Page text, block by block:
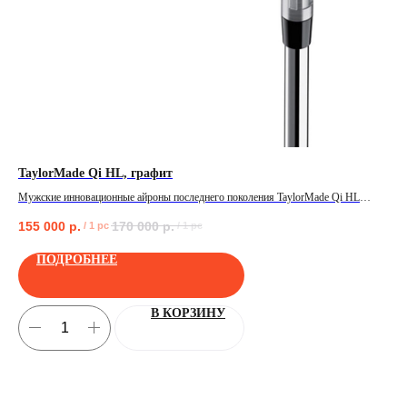
TaylorMade Qi HL, графит
Мужские инновационные айроны последнего поколения TaylorMade Qi HL
155 000 р. / 1 pc 170 000 р. / 1 pc
ПОДРОБНЕЕ
В КОРЗИНУ